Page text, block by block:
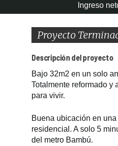
Ingreso
Proyecto
Descripción del proyecto
Bajo 32m2 en un solo
Totalmente reformado y
para vivir.
Buena ubicación en una
residencial. A solo 5
del metro Bambú.